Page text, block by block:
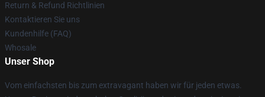
Return & Refund Richtlinien
Kontaktieren Sie uns
Kundenhilfe (FAQ)
Whosale
Unser Shop
Vom einfachsten bis zum extravagant haben wir für jeden etwas.